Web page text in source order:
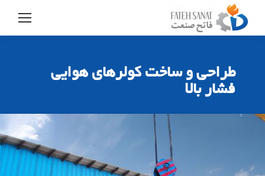
طراحی و ساخت کولرهای هوایی
فشار بالا